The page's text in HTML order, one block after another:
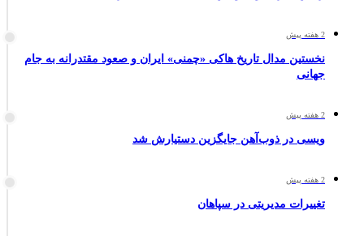
2 هفته پیش
نخستین مدال تاریخ هاکی «چمنی» ایران و صعود مقتدرانه به جام
جهانی
2 هفته پیش
ویسی در ذوب‌آهن جایگزین دستیارش شد
2 هفته پیش
تغییرات مدیریتی در سپاهان